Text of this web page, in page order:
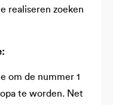
realiseren zoeken
om de nummer 1
te worden. Net